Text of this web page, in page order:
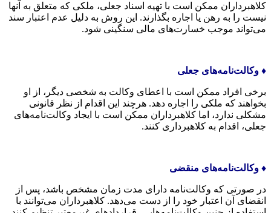
کلاهبرداران ممکن است با تهیه اسناد جعلی، ملکی که متعلق به آنها
نیست را به رهن یا اجاره بگذارند. این روش به دلیل عدم اعتبار سند
می‌تواند موجب خسارت‌های مالی سنگینی شود.
♦️ وکالت‌نامه‌های جعلی
برخی افراد ممکن است با اعطای وکالت به شخصی دیگر، از او
بخواهند که ملکی را اجاره دهد. هرچند این اقدام از نظر قانونی
مشکلی ندارد، اما کلاهبرداران ممکن است با ایجاد وکالت‌نامه‌های
جعلی، اقدام به کلاهبرداری کنند.
♦️ وکالت‌نامه‌های منقضی
در صورتی که وکالت‌نامه دارای مدت زمان مشخص باشد، پس از
انقضای آن اعتبار خود را از دست می‌دهد. کلاهبرداران می‌توانند با